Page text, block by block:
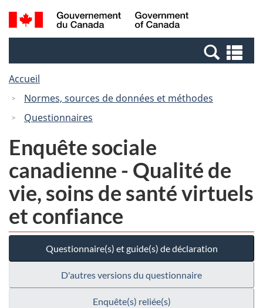
Passer
au
Passer
au
Passer
à
Canada
Recherche
et
et
Accueil
Normes, sources de données et méthodes
Questionnaires
Enquête sociale
canadienne - Qualité de
vie, soins de santé virtuels
et confiance
Questionnaire(s) et guide(s) de déclaration
D'autres versions du questionnaire
Enquête(s) reliée(s)